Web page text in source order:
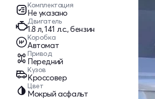
Комплектация
Не указано
Двигатель
1.8 л, 141 л.с., бензин
Коробка
Автомат
Привод
Передний
Кузов
Кроссовер
Цвет
Мокрый асфальт